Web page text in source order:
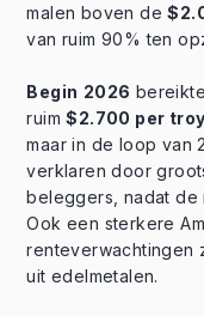
malen boven de
van ruim 90% ten
Begin 2026
ruim$2.700 per
maar in de loop van
verklaren door
beleggers, nadat de
Ook een sterkere
renteverwachtingen
uit edelmetalen.